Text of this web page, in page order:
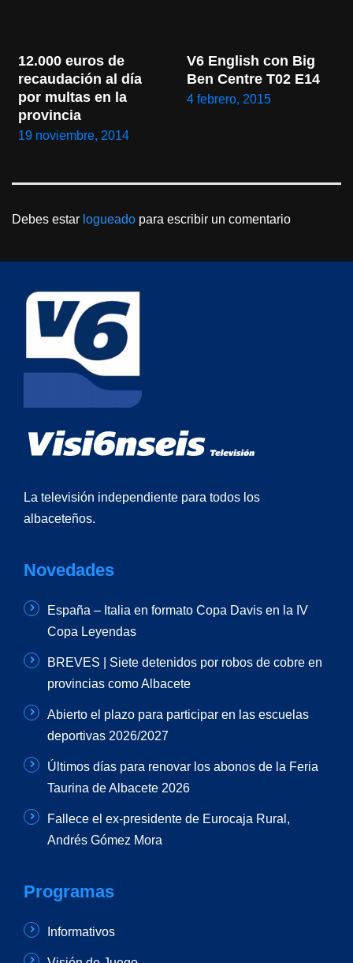
12.000 euros de
recaudación al día
por multas en la
provincia
19 noviembre, 2014
V6 English con Big
Ben Centre T02 E14
4 febrero, 2015
Debes estar logueado para escribir un comentario
La televisión independiente para todos los
albaceteños.
Novedades
España – Italia en formato Copa Davis en la IV
Copa Leyendas
BREVES | Siete detenidos por robos de cobre en
provincias como Albacete
Abierto el plazo para participar en las escuelas
deportivas 2026/2027
Últimos días para renovar los abonos de la Feria
Taurina de Albacete 2026
Fallece el ex-presidente de Eurocaja Rural,
Andrés Gómez Mora
Programas
Informativos